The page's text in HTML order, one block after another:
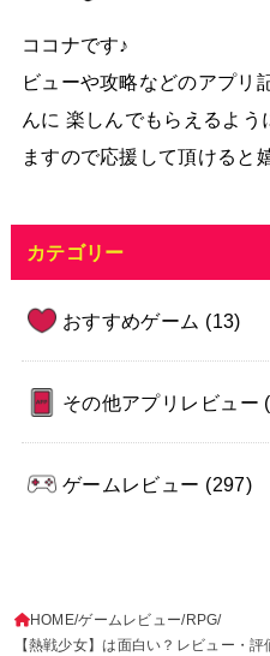
ココナです♪ ス
ビューや攻略などのアプリ
んに 楽しんでもらえるよう
ますので応援して頂けると
カテゴリー
おすすめゲーム (13)
その他アプリレビュー
ゲームレビュー (297)
HOME ゲームレビュー RPG
【熱戦少女】は面白い？レビュー・評